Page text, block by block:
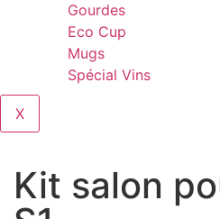
Gourdes
Eco Cup
Mugs
Spécial Vins
X
Kit salon